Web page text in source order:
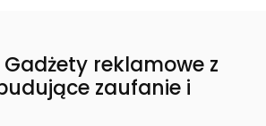
reklamowe z
zaufanie i